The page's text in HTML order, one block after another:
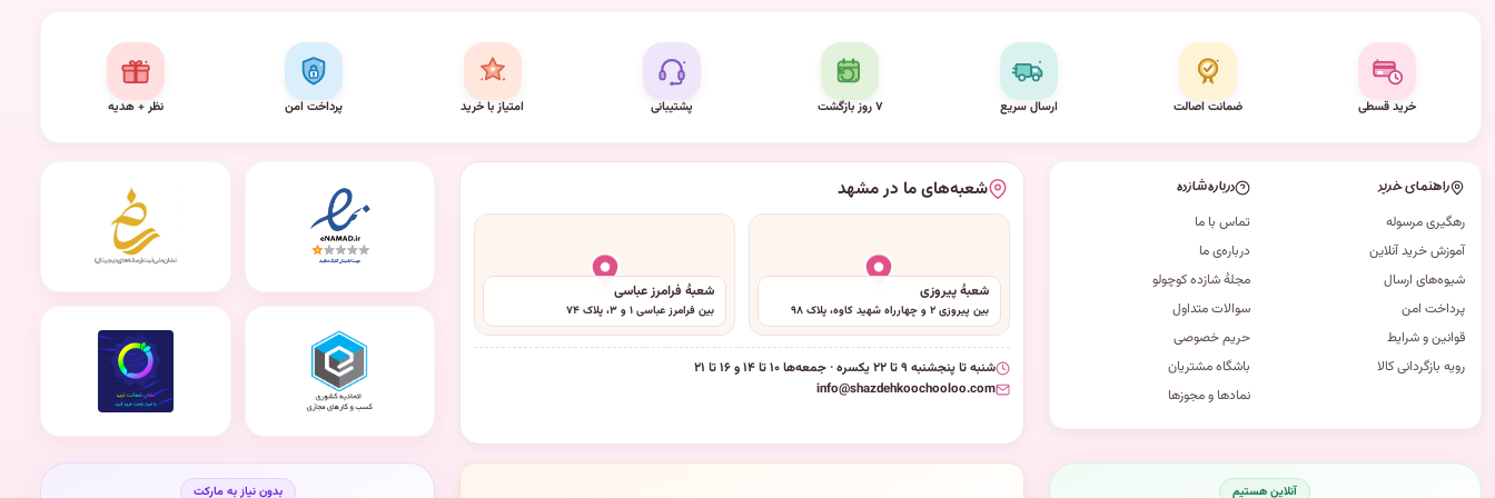
خرید قسطی ضمانت اصالت ارسال سریع ۷ روز بازگشت پشتیبانی امتیاز با خرید پرداخت امن نظر + هدیه
راهنمای خرید
رهگیری مرسوله
آموزش خرید آنلاین
شیوه‌های ارسال
پرداخت امن
قوانین و شرایط
رویه بازگردانی کالا
درباره شازده
تماس با ما
درباره‌ی ما
مجلهٔ شازده کوچولو
سوالات متداول
حریم خصوصی
باشگاه مشتریان
نمادها و مجوزها
شعبه‌های ما در مشهد
شعبهٔ پیروزی
بین پیروزی ۲ و چهارراه شهید کاوه، پلاک ۹۸
شعبهٔ فرامرز عباسی
بین فرامرز عباسی ۱ و ۳، پلاک ۷۴
شنبه تا پنجشنبه ۹ تا ۲۲ یکسره · جمعه‌ها ۱۰ تا ۱۴ و ۱۶ تا ۲۱
info@shazdehkoochooloo.com